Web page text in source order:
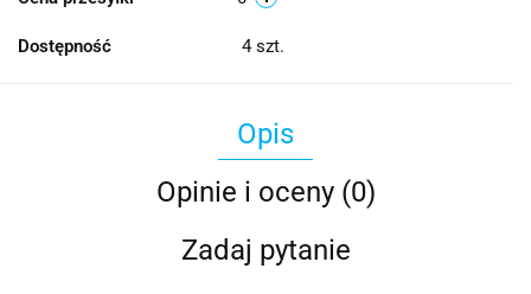
Dostępność 4 szt.
Opis
Opinie i oceny (0)
Zadaj pytanie